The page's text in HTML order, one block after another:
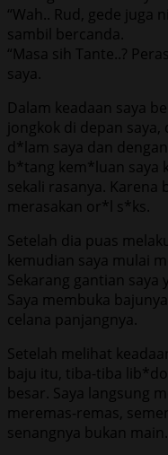
“Wah.. Rud, gede juga
sambil bercanda.
“Masa sih Tante..?
saya.
Dalam keadaan saya
jongkok di depan
d*lam saya dan
b*tang kem*luan saya
sekali rasanya. Karena
merasakan or*l s*ks.
Setelah dia puas
kemudian saya mulai
Sekarang gantian saya
Saya membuka
celana panjangnya.
Setelah melihat
baju itu, tiba-tiba
besar. Saya langsung
meremas-remas,
senangnya bukan main.